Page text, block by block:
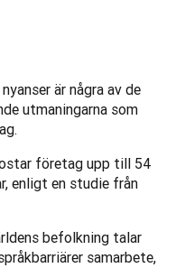
är några av de
utmaningarna som
företag upp till 54
enligt en studie från
befolkning talar
samarbete,